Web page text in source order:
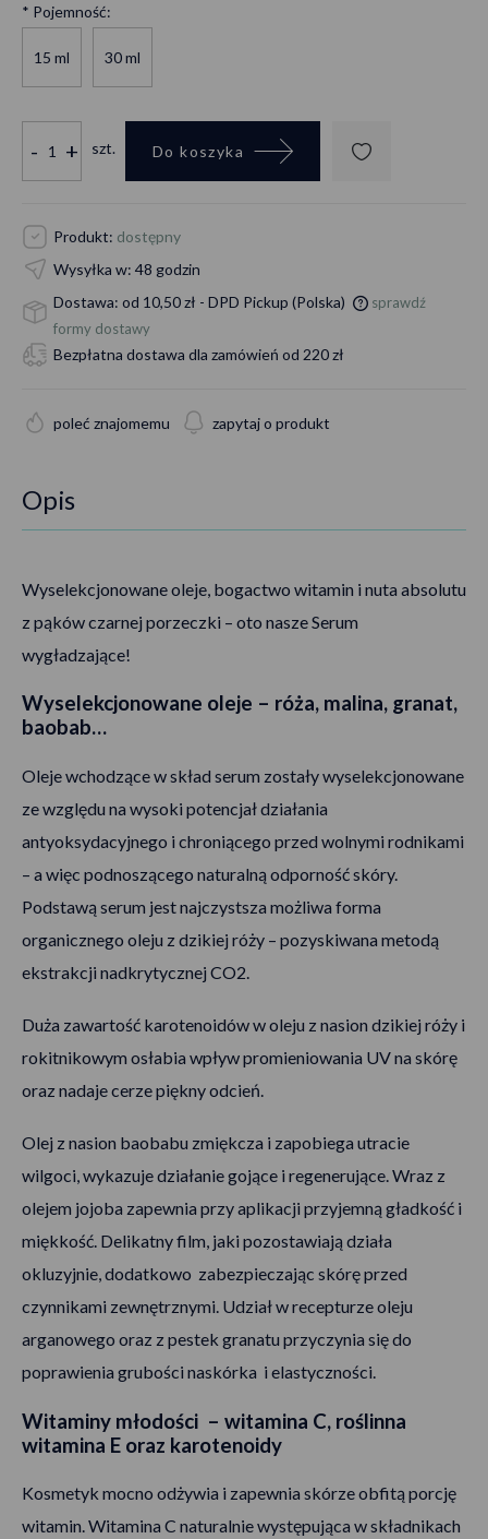
* Pojemność:
15 ml 30 ml
+
- szt. Do koszyka
Produkt: dostępny
Wysyłka w: 48 godzin
Dostawa: od 10,50 zł - DPD Pickup (Polska)
Cena nie zawiera ewentualnych kosztów płatności
sprawdź
formy dostawy
Bezpłatna dostawa dla zamówień od 220 zł
poleć znajomemu zapytaj o produkt
Opis
Wyselekcjonowane oleje, bogactwo witamin i nuta absolutu
z pąków czarnej porzeczki – oto nasze Serum
wygładzające!
Wyselekcjonowane oleje – róża, malina, granat,
baobab…
Oleje wchodzące w skład serum zostały wyselekcjonowane
ze względu na wysoki potencjał działania
antyoksydacyjnego i chroniącego przed wolnymi rodnikami
– a więc podnoszącego naturalną odporność skóry.
Podstawą serum jest najczystsza możliwa forma
organicznego oleju z dzikiej róży – pozyskiwana metodą
ekstrakcji nadkrytycznej CO2.
Duża zawartość karotenoidów w oleju z nasion dzikiej róży i
rokitnikowym osłabia wpływ promieniowania UV na skórę
oraz nadaje cerze piękny odcień.
Olej z nasion baobabu zmiękcza i zapobiega utracie
wilgoci, wykazuje działanie gojące i regenerujące. Wraz z
olejem jojoba zapewnia przy aplikacji przyjemną gładkość i
miękkość. Delikatny film, jaki pozostawiają działa
okluzyjnie, dodatkowo zabezpieczając skórę przed
czynnikami zewnętrznymi. Udział w recepturze oleju
arganowego oraz z pestek granatu przyczynia się do
poprawienia grubości naskórka i elastyczności.
Witaminy młodości – witamina C, roślinna
witamina E oraz karotenoidy
Kosmetyk mocno odżywia i zapewnia skórze obfitą porcję
witamin. Witamina C naturalnie występująca w składnikach